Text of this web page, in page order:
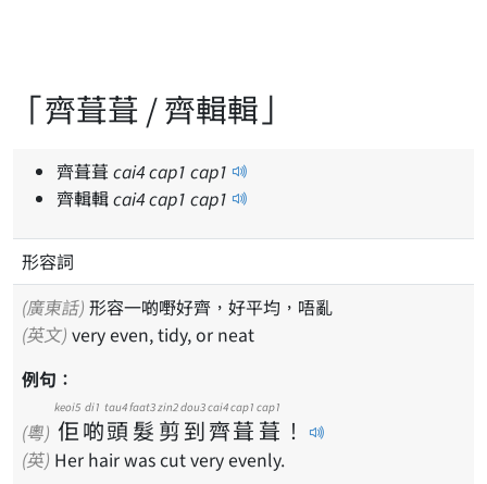
「齊葺葺 / 齊輯輯」
齊葺葺 cai4cap1 cap1
齊輯輯cai4cap1 cap1
形容詞
(廣東話) 形容一啲嘢好齊，好平均，唔亂
(英文) very even, tidy, or neat
例句：
(粵) 佢
keoi5
啲
di1
頭
tau4
髮
faat3
剪
zin2
到
dou3
齊
cai4
葺
cap1
葺
cap1
！
(英) Her hair was cut very evenly.